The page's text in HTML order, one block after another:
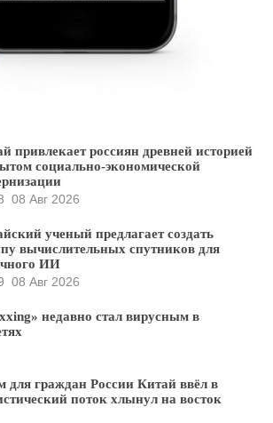
привлекает россиян древней историей
социально-экономической
08 Авг 2026
ученый предлагает создать
вычислительных спутников для
ИИ
08 Авг 2026
недавно стал вирусным в
для граждан России Китай ввёл в
поток хлынул на восток